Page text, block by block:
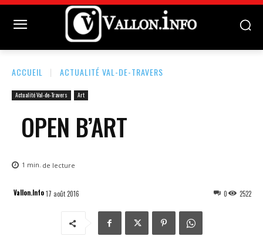
ACCUEIL ACTUALITÉ VAL-DE-TRAVERS
Actualité Val-de-Travers Art
OPEN B’ART
1 min. de lecture
Vallon.Info17 août 2016 2522
0